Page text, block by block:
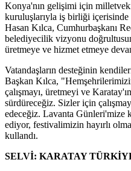
Konya'nın gelişimi için
kuruluşlarıyla iş birliği içerisinde
Hasan Kılca, Cumhurbaşkanı
belediyecilik vizyonu
üretmeye ve hizmet etmeye
Vatandaşların desteğinin
Başkan Kılca,
çalışmayı, üretmeyi ve
sürdüreceğiz. Sizler için
edeceğiz. Lavanta Günleri'mize
ediyor, festivalimizin hayırlı
kullandı.
SELVİ: KARATAY